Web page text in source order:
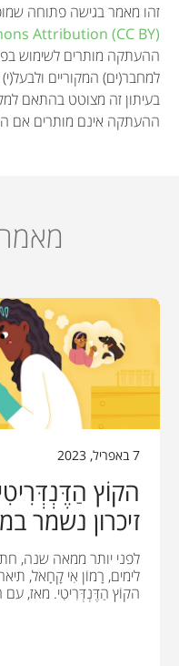
זהו מאמר בגישה פתוחה
Attribution (CC BY)
ההעתקה מותרים לשימוש
למחבר(ים) המקוריים
בעיתון זה מצוטט בהתאם
ההעתקה אינם מותרים אם
7 באפריל, 2023
הקוֹץ
זיכרון נשמר
לפני יותר ממאה שנה,
לימים, רָמוֹן אִי קָחָאל,
הקוֹץ הַדֶּנְדְּרִיטִי. מאז,